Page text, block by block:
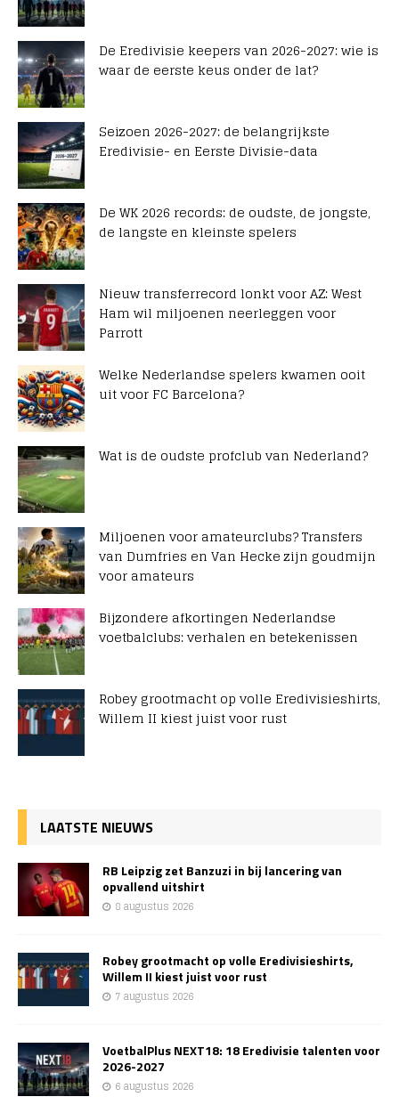
De Eredivisie keepers van 2026-2027: wie is
waar de eerste keus onder de lat?
Seizoen 2026-2027: de belangrijkste
Eredivisie- en Eerste Divisie-data
De WK 2026 records: de oudste, de jongste,
de langste en kleinste spelers
Nieuw transferrecord lonkt voor AZ: West
Ham wil miljoenen neerleggen voor
Parrott
Welke Nederlandse spelers kwamen ooit
uit voor FC Barcelona?
Wat is de oudste profclub van Nederland?
Miljoenen voor amateurclubs? Transfers
van Dumfries en Van Hecke zijn goudmijn
voor amateurs
Bijzondere afkortingen Nederlandse
voetbalclubs: verhalen en betekenissen
Robey grootmacht op volle Eredivisieshirts,
Willem II kiest juist voor rust
LAATSTE NIEUWS
RB Leipzig zet Banzuzi in bij lancering van
opvallend uitshirt
8 augustus 2026
Robey grootmacht op volle Eredivisieshirts,
Willem II kiest juist voor rust
7 augustus 2026
VoetbalPlus NEXT18: 18 Eredivisie talenten voor
2026-2027
6 augustus 2026